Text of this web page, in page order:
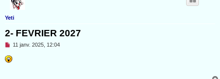
Yeti
2- FEVRIER 2027
M
s
s
11 janv. 2025, 12:04